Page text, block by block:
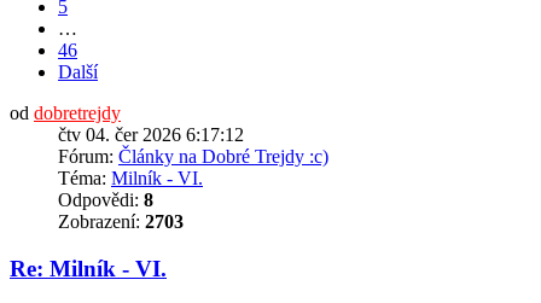
5
…
46
Další
od dobretrejdy
čtv 04. čer 2026 6:17:12
Fórum: Články na Dobré Trejdy :c)
Téma: Milník - VI.
Odpovědi: 8
Zobrazení: 2703
Re: Milník - VI.